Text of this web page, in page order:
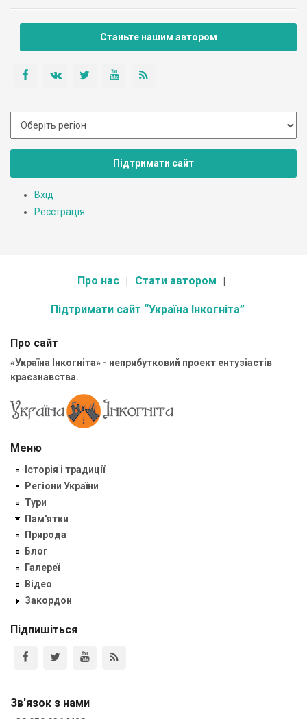
Станьте нашим автором
Підтримати сайт
Вхід
Реєстрація
Про нас Стати автором
Підтримати сайт “Україна Інкогніта”
Про сайт
«Україна Інкогніта» - неприбутковий проект ентузіастів
краєзнавства.
Меню
Історія і традиції
Регіони України
Тури
Пам'ятки
Природа
Блог
Галереї
Відео
Закордон
Підпишіться
Зв'язок з нами